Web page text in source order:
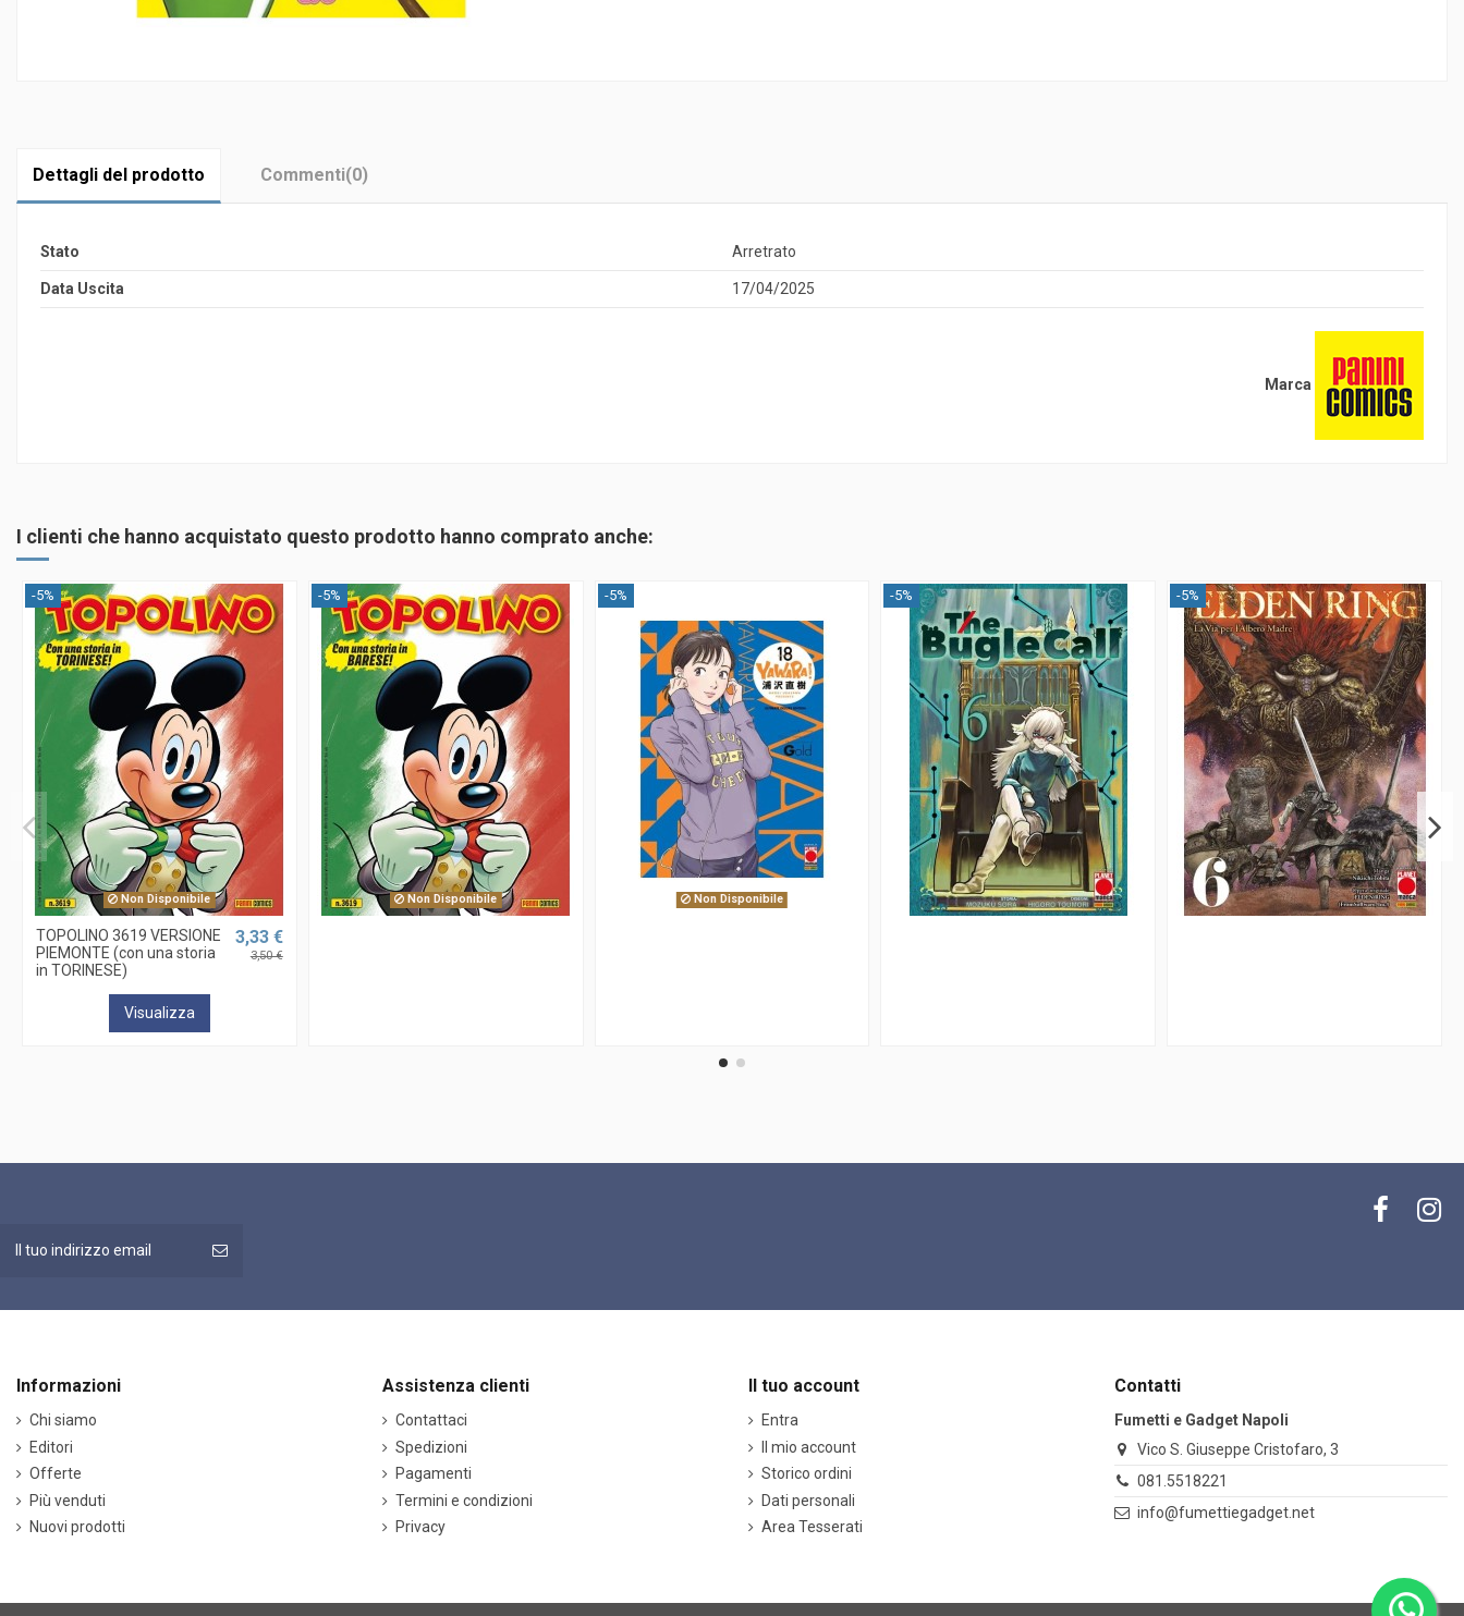
Dettagli del prodotto Commenti(0)
Stato Arretrato
Data Uscita 17/04/2025
Marca
I clienti che hanno acquistato questo prodotto hanno comprato anche:
-5%
Non Disponibile
TOPOLINO 3619 VERSIONE
PIEMONTE (con una storia
in TORINESE)
3,33 €
3,50 €
Visualizza
-5%
Non Disponibile
-5%
Non Disponibile
-5% -5%
Informazioni
Chi siamo
Editori
Offerte
Più venduti
Nuovi prodotti
Assistenza clienti
Contattaci
Spedizioni
Pagamenti
Termini e condizioni
Privacy
Il tuo account
Entra
Il mio account
Storico ordini
Dati personali
Area Tesserati
Contatti
Fumetti e Gadget Napoli
Vico S. Giuseppe Cristofaro, 3
081.5518221
info@fumettiegadget.net